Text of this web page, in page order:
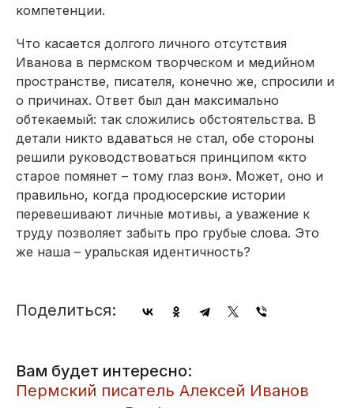
компетенции.
Что касается долгого личного отсутствия
Иванова в пермском творческом и медийном
пространстве, писателя, конечно же, спросили и
о причинах. Ответ был дан максимально
обтекаемый: так сложились обстоятельства. В
детали никто вдаваться не стал, обе стороны
решили руководствоваться принципом «кто
старое помянет – тому глаз вон». Может, оно и
правильно, когда продюсерские истории
перевешивают личные мотивы, а уважение к
труду позволяет забыть про грубые слова. Это
же наша – уральская идентичность?
Поделиться:
Вам будет интересно:
Пермский писатель Алексей Иванов